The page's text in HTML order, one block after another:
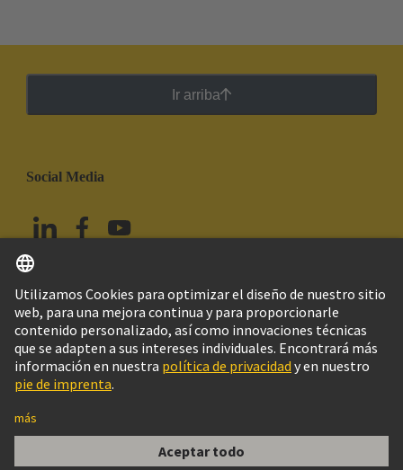
09 32 200 6115, Han C M crimp contact 2.5 mm²
Ir arriba
Social Media
México Español
© HARTING Technology Group
Imprint
Información al cliente